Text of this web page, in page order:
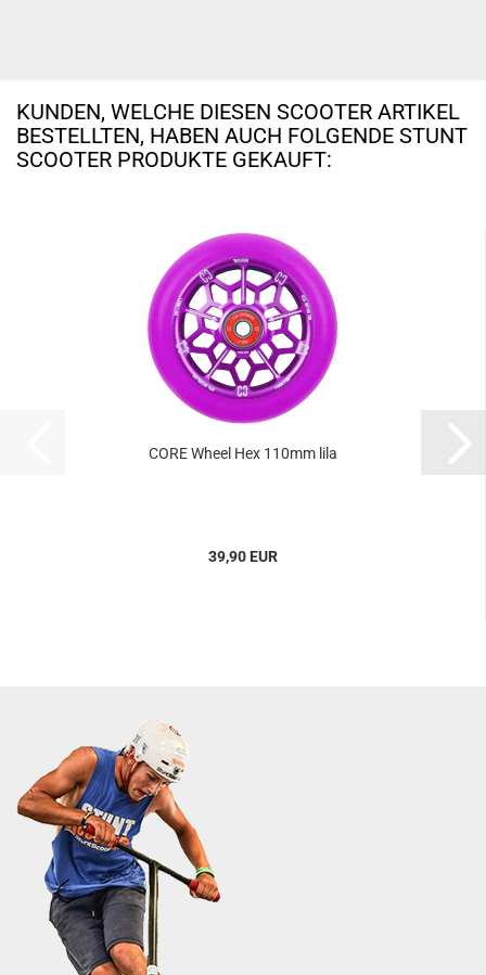
KUNDEN, WELCHE DIESEN SCOOTER ARTIKEL
BESTELLTEN, HABEN AUCH FOLGENDE STUNT
SCOOTER PRODUKTE GEKAUFT:
CORE Wheel Hex 110mm lila
39,90 EUR